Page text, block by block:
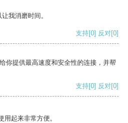
我消磨时间。
支持[0] 反对[0]
你提供最高速度和安全性的连接，并帮
支持[0] 反对[0]
起来非常方便。